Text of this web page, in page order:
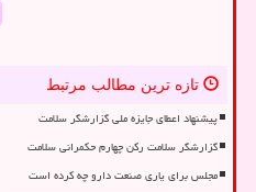
تازه ترین مطالب مرتبط
پیشنهاد اعطای جایزه ملی گزارشگر سلامت
گزارشگر سلامت رکن چهارم حکمرانی سلامت
مجلس برای یاری صنعت دارو چه کرده است